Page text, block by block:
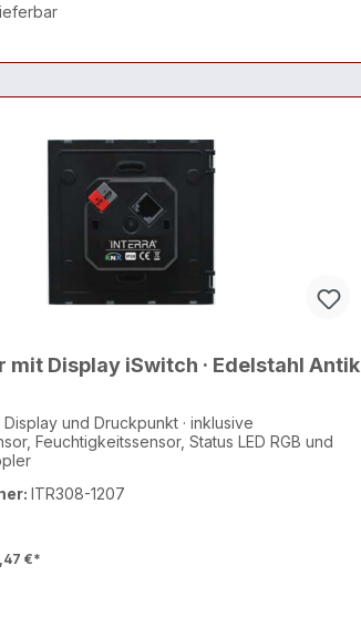
mit Display iSwitch · Edelstahl Antik
und Druckpunkt · inklusive
Feuchtigkeitssensor, Status LED RGB und
ITR308-1207
€*